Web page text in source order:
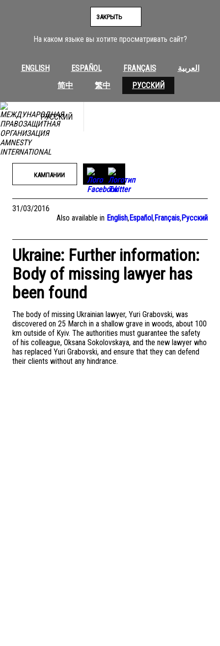
На каком языке вы хотите просматривать сайт?
ENGLISH ESPAÑOL FRANÇAIS
العربية
简中
繁中 РУССКИЙ
ЗАКРЫТЬ
РУССКИЙ
КАМПАНИИ
31/03/2016
Also available in English,Español,Français,Русский
Ukraine: Further information:
Body of missing lawyer has
been found
The body of missing Ukrainian lawyer, Yuri Grabovski, was
discovered on 25 March in a shallow grave in woods, about 100
km outside of Kyiv. The authorities must guarantee the safety
of his colleague, Oksana Sokolovskaya, and the new lawyer who
has replaced Yuri Grabovski, and ensure that they can defend
their clients without any hindrance.